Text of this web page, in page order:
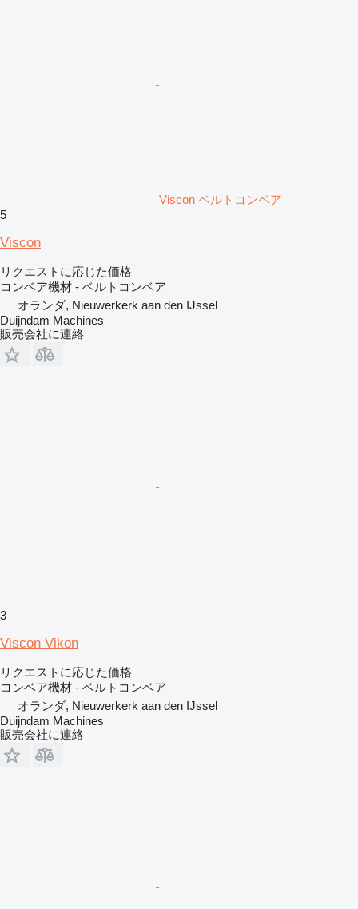
Viscon ベルトコンベア
5
Viscon
リクエストに応じた価格
コンベア機材 - ベルトコンベア
オランダ, Nieuwerkerk aan den IJssel
Duijndam Machines
販売会社に連絡
3
Viscon Vikon
リクエストに応じた価格
コンベア機材 - ベルトコンベア
オランダ, Nieuwerkerk aan den IJssel
Duijndam Machines
販売会社に連絡